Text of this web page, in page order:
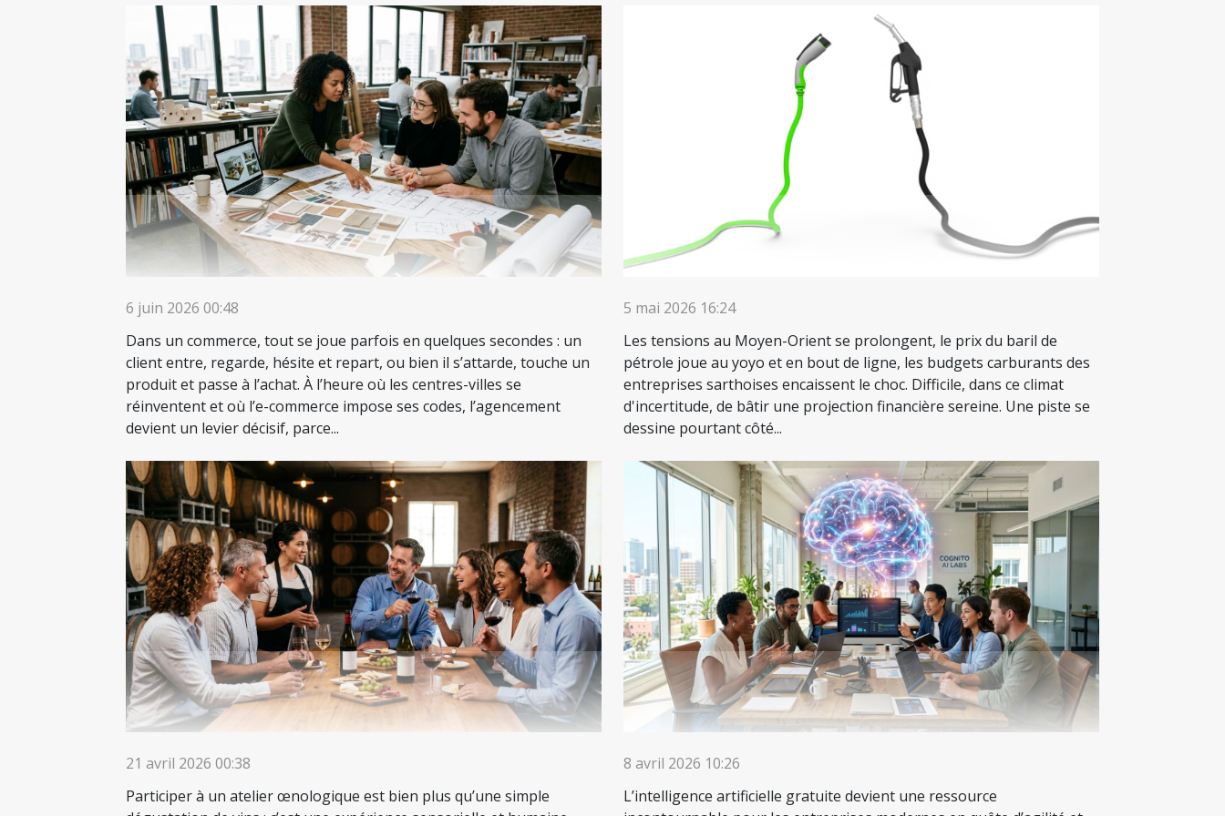
6 juin 2026 00:48
Dans un commerce, tout se joue parfois en quelques secondes : un
client entre, regarde, hésite et repart, ou bien il s’attarde, touche un
produit et passe à l’achat. À l’heure où les centres-villes se
réinventent et où l’e-commerce impose ses codes, l’agencement
devient un levier décisif, parce...
5 mai 2026 16:24
Les tensions au Moyen-Orient se prolongent, le prix du baril de
pétrole joue au yoyo et en bout de ligne, les budgets carburants des
entreprises sarthoises encaissent le choc. Difficile, dans ce climat
d'incertitude, de bâtir une projection financière sereine. Une piste se
dessine pourtant côté...
21 avril 2026 00:38
Participer à un atelier œnologique est bien plus qu’une simple
8 avril 2026 10:26
L’intelligence artificielle gratuite devient une ressource